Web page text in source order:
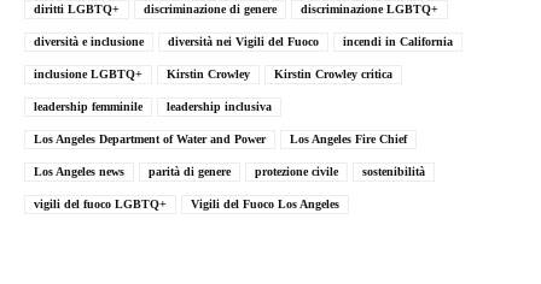
diritti LGBTQ+ discriminazione di genere discriminazione LGBTQ+
diversità e inclusione diversità nei Vigili del Fuoco incendi in California
inclusione LGBTQ+ Kirstin Crowley Kirstin Crowley critica
leadership femminile leadership inclusiva
Los Angeles Department of Water and Power Los Angeles Fire Chief
Los Angeles news parità di genere protezione civile sostenibilità
vigili del fuoco LGBTQ+ Vigili del Fuoco Los Angeles